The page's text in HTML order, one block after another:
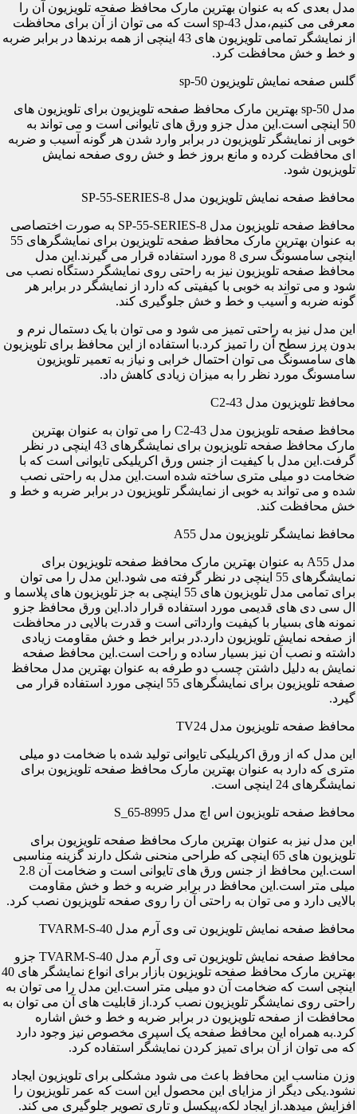
مدل بعدی که به عنوان بهترین مارک محافظ صفحه تلویزیون آن را
معرفی می کنیم،مدل sp-43 است که می توان از آن برای محافظت
از نمایشگر تمامی تلویزیون های 43 اینچی از همه برندها در برابر ضربه
و خط و خش محافظت کرد.
گلس صفحه نمایش تلویزیون sp-50
مدل sp-50 بهترین مارک محافظ صفحه تلویزیون برای تلویزیون های
50 اینچی است.این مدل جزو ورق های تایوانی است و می تواند به
خوبی از نمایشگر تلویزیون در برابر وارد شدن هر گونه آسیب و ضربه
ای محافظت کرده و مانع بروز خط و خش روی صفحه نمایش
تلویزیون شود.
محافظ صفحه نمایش تلویزیون مدل SP-55-SERIES-8
محافظ صفحه تلویزیون مدل SP-55-SERIES-8 به صورت اختصاصی
به عنوان بهترین مارک محافظ صفحه تلویزیون برای نمایشگرهای 55
اینچی سامسونگ سری 8 مورد استفاده قرار می گیرند.این مدل
محافظ صفحه تلویزیون نیز به راحتی روی نمایشگر دستگاه نصب می
شود و می تواند به خوبی با کیفیتی که دارد از نمایشگر در برابر هر
گونه ضربه و آسیب و خط و خش جلوگیری کند.
این مدل نیز به راحتی تمیز می شود و می توان با یک دستمال نرم و
بدون پرز سطح آن را تمیز کرد.با استفاده از این محافظ برای تلویزیون
های سامسونگ می توان احتمال خرابی و نیاز به تعمیر تلویزیون
سامسونگ مورد نظر را به میزان زیادی کاهش داد.
محافظ تلویزیون مدل C2-43
محافظ صفحه تلویزیون مدل C2-43 را می توان به عنوان بهترین
مارک محافظ صفحه تلویزیون برای نمایشگرهای 43 اینچی در نظر
گرفت.این مدل با کیفیت از جنس ورق اکریلیکی تایوانی است که با
ضخامت دو میلی متری ساخته شده است.این مدل به راحتی نصب
شده و می تواند به خوبی از نمایشگر تلویزیون در برابر ضربه و خط و
خش محافظت کند.
محافظ نمایشگر تلویزیون مدل A55
مدل A55 به عنوان بهترین مارک محافظ صفحه تلویزیون برای
نمایشگرهای 55 اینچی در نظر گرفته می شود.این مدل را می توان
برای تمامی مدل تلویزیون های 55 اینچی به جز تلویزیون های پلاسما و
ال سی دی های قدیمی مورد استفاده قرار داد.این ورق محافظ جزو
نمونه های بسیار با کیفیت وارداتی است و قدرت بالایی در محافظت
از صفحه نمایش تلویزیون دارد.در برابر خط و خش مقاومت زیادی
داشته و نصب آن نیز بسیار ساده و راحت است.این محافظ صفحه
نمایش به دلیل داشتن چسب دو طرفه به عنوان بهترین مدل محافظ
صفحه تلویزیون برای نمایشگرهای 55 اینچی مورد استفاده قرار می
گیرد.
محافظ صفحه تلویزیون مدل TV24
این مدل که از ورق اکریلیکی تایوانی تولید شده با ضخامت دو میلی
متری که دارد به عنوان بهترین مارک محافظ صفحه تلویزیون برای
نمایشگرهای 24 اینچی است.
محافظ صفحه تلویزیون اس اچ مدل S_65-8995
این مدل نیز به عنوان بهترین مارک محافظ صفحه تلویزیون برای
تلویزیون های 65 اینچی که طراحی منحنی شکل دارند گزینه مناسبی
است.این محافظ از جنس ورق های تایوانی است و ضخامت آن 2.8
میلی متر است.این محافظ در برابر ضربه و خط و خش مقاومت
بالایی دارد و می توان به راحتی آن را روی صفحه تلویزیون نصب کرد.
محافظ صفحه نمایش تلویزیون تی وی آرم مدل TVARM-S-40
محافظ صفحه نمایش تلویزیون تی وی آرم مدل TVARM-S-40 جزو
بهترین مارک محافظ صفحه تلویزیون بازار برای انواع نمایشگر های 40
اینچی است که ضخامت آن دو میلی متر است.این مدل را می توان به
راحتی روی نمایشگر تلویزیون نصب کرد.از قابلیت های آن می توان به
محافظت از صفحه تلویزیون در برابر ضربه و خط و خش اشاره
کرد.به همراه این محافظ صفحه یک اسپری مخصوص نیز وجود دارد
که می توان از آن برای تمیز کردن نمایشگر استفاده کرد.
وزن مناسب این محافظ باعث می شود مشکلی برای تلویزیون ایجاد
نشود.یکی دیگر از مزایای این محصول این است که عمر تلویزیون را
افزایش میدهد.از ایجاد لکه،پیکسل و تاری تصویر جلوگیری می کند.